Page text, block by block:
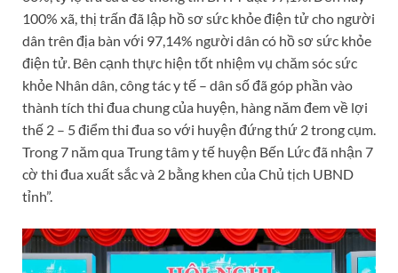
100% xã, thị trấn đã lập hồ sơ sức khỏe điện tử cho người
dân trên địa bàn với 97,14% người dân có hồ sơ sức khỏe
điện tử. Bên cạnh thực hiện tốt nhiệm vụ chăm sóc sức
khỏe Nhân dân, công tác y tế – dân số đã góp phần vào
thành tích thi đua chung của huyện, hàng năm đem về lợi
thế 2 – 5 điểm thi đua so với huyện đứng thứ 2 trong cụm.
Trong 7 năm qua Trung tâm y tế huyện Bến Lức đã nhận 7
cờ thi đua xuất sắc và 2 bằng khen của Chủ tịch UBND
tỉnh”.